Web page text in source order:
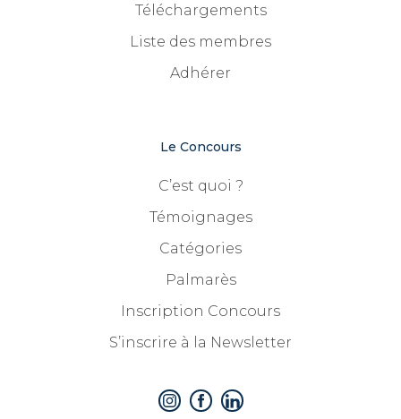
Téléchargements
Liste des membres
Adhérer
Le Concours
C’est quoi ?
Témoignages
Catégories
Palmarès
Inscription Concours
S’inscrire à la Newsletter